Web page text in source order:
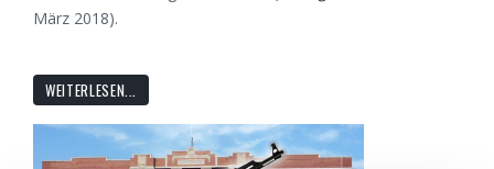
März 2018).
WEITERLESEN...